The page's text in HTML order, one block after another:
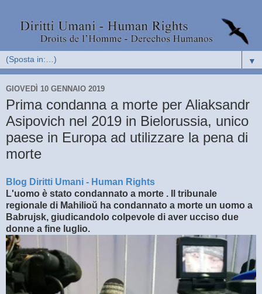
▼
GIOVEDÌ 10 GENNAIO 2019
Prima condanna a morte per Aliaksandr
Asipovich nel 2019 in Bielorussia, unico
paese in Europa ad utilizzare la pena di
morte
Blog Diritti Umani - Human Rights
L'uomo è stato condannato a morte . Il tribunale
regionale di Mahilioŭ ha condannato a morte un uomo a
Babrujsk, giudicandolo colpevole di aver ucciso due
donne a fine luglio.